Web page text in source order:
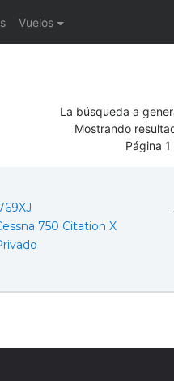
Vuelos
La búsqueda a
Mostrando
Página 1
750 Citation X